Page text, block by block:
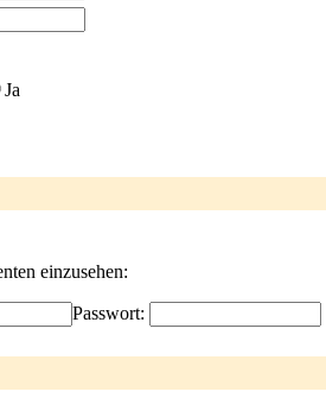
Ja
einzusehen:
Passwort: